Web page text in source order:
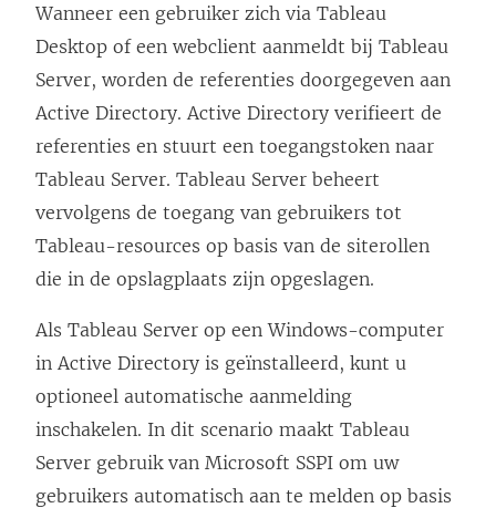
e
n
d
)
Wanneer een gebruiker zich via Tableau
Desktop of een webclient aanmeldt bij Tableau
Server, worden de referenties doorgegeven aan
Active Directory. Active Directory verifieert de
referenties en stuurt een toegangstoken naar
Tableau Server. Tableau Server beheert
vervolgens de toegang van gebruikers tot
Tableau-resources op basis van de siterollen
die in de opslagplaats zijn opgeslagen.
Als Tableau Server op een Windows-computer
in Active Directory is geïnstalleerd, kunt u
optioneel automatische aanmelding
inschakelen. In dit scenario maakt Tableau
Server gebruik van Microsoft SSPI om uw
gebruikers automatisch aan te melden op basis